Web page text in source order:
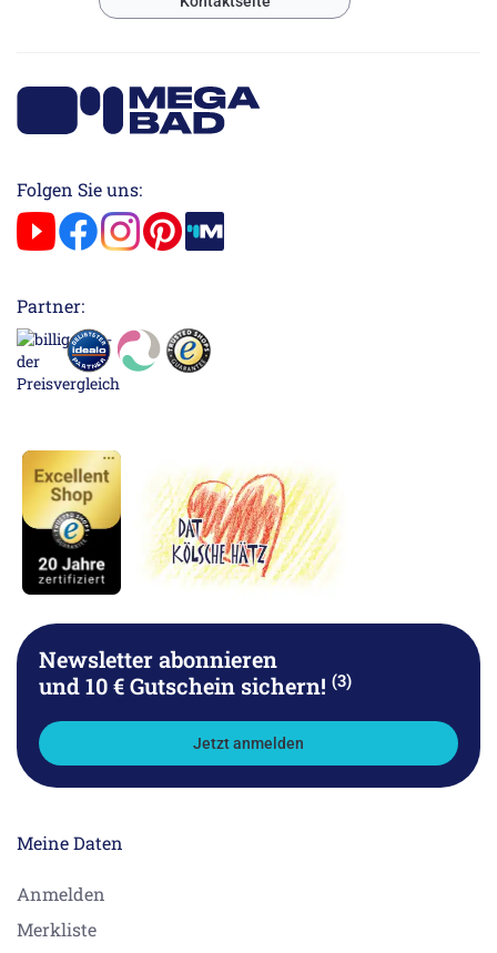
Folgen Sie uns:
Partner:
Newsletter abonnieren
und 10 € Gutschein sichern! (3)
Jetzt anmelden
Meine Daten
Anmelden
Merkliste